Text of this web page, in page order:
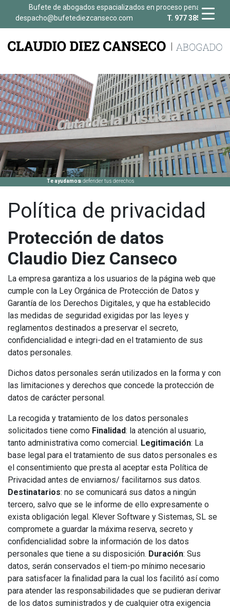
Bufete de abogados espacializados en proceso penal
despacho@bufetediezcanseco.com
T. 977 385 692
Te ayudamosa defender tus derechos
Política de privacidad
Protección de datos
Claudio Diez Canseco
La empresa garantiza a los usuarios de la página web que
cumple con la Ley Orgánica de Protección de Datos y
Garantía de los Derechos Digitales, y que ha establecido
las medidas de seguridad exigidas por las leyes y
reglamentos destinados a preservar el secreto,
confidencialidad e integri-dad en el tratamiento de sus
datos personales.
Dichos datos personales serán utilizados en la forma y con
las limitaciones y derechos que concede la protección de
datos de carácter personal.
La recogida y tratamiento de los datos personales
solicitados tiene como Finalidad: la atención al usuario,
tanto administrativa como comercial. Legitimación: La
base legal para el tratamiento de sus datos personales es
el consentimiento que presta al aceptar esta Política de
Privacidad antes de enviarnos/ facilitarnos sus datos.
Destinatarios: no se comunicará sus datos a ningún
tercero, salvo que se le informe de ello expresamente o
exista obligación legal. Klever Software y Sistemas, SL se
compromete a guardar la máxima reserva, secreto y
confidencialidad sobre la información de los datos
personales que tiene a su disposición. Duración: Sus
datos, serán conservados el tiem-po mínimo necesario
para satisfacer la finalidad para la cual los facilitó así como
para atender las responsabilidades que se pudieran derivar
de los datos suministrados y de cualquier otra exigencia